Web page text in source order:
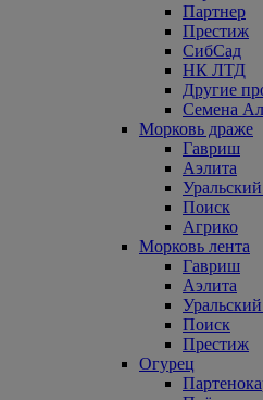
Партнер
Престиж
СибСад
НК ЛТД
Другие
Семена
Морковь драже
Гавриш
Аэлита
Поиск
Агрико
Морковь лента
Гавриш
Аэлита
Поиск
Престиж
Огурец